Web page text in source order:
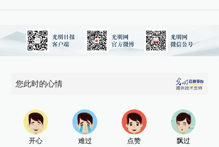
您此时的心情
开心 难过 点赞 飘过